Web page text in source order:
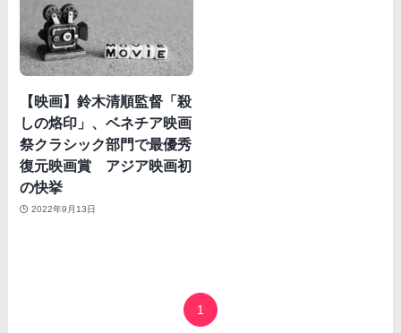
【映画】鈴木清順監督「殺
しの烙印」、ベネチア映画
祭クラシック部門で最優秀
復元映画賞 アジア映画初
の快挙
2022年9月13日
1